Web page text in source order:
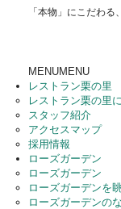
「本物」にこだわ
MENUMENU
レストラン栗の里
レストラン栗の里
スタッフ紹介
アクセスマップ
採用情報
ローズガーデン
ローズガーデン
ローズガーデンを
ローズガーデンの